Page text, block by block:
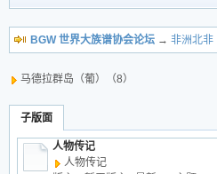
BGW 世界大族谱协会论坛 → 非洲北非
马德拉群岛（葡）（8）
子版面
人物传记
人物传记